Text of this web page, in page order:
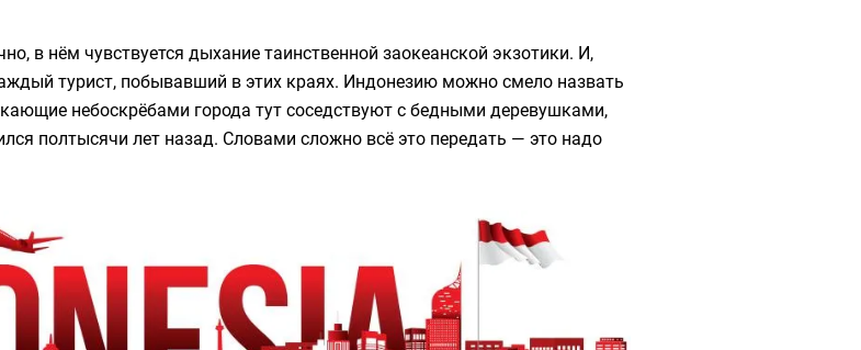
в нём чувствуется дыхание таинственной заокеанской экзотики. И,
турист, побывавший в этих краях. Индонезию можно смело назвать
небоскрёбами города тут соседствуют с бедными деревушками,
полтысячи лет назад. Словами сложно всё это передать — это надо